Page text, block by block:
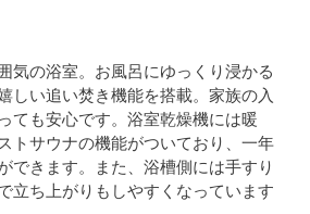
気の浴室。お風呂にゆっくり浸かる
しい追い焚き機能を搭載。家族の入
ても安心です。浴室乾燥機には暖
トサウナの機能がついており、一年
できます。また、浴槽側には手すり
立ち上がりもしやすくなっています